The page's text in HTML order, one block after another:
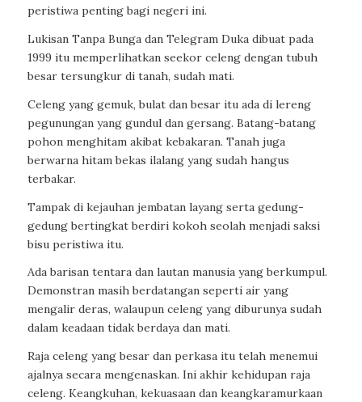
peristiwa penting bagi negeri ini.
Lukisan Tanpa Bunga dan Telegram Duka dibuat pada
1999 itu memperlihatkan seekor celeng dengan tubuh
besar tersungkur di tanah, sudah mati.
Celeng yang gemuk, bulat dan besar itu ada di lereng
pegunungan yang gundul dan gersang. Batang-batang
pohon menghitam akibat kebakaran. Tanah juga
berwarna hitam bekas ilalang yang sudah hangus
terbakar.
Tampak di kejauhan jembatan layang serta gedung-
gedung bertingkat berdiri kokoh seolah menjadi saksi
bisu peristiwa itu.
Ada barisan tentara dan lautan manusia yang berkumpul.
Demonstran masih berdatangan seperti air yang
mengalir deras, walaupun celeng yang diburunya sudah
dalam keadaan tidak berdaya dan mati.
Raja celeng yang besar dan perkasa itu telah menemui
ajalnya secara mengenaskan. Ini akhir kehidupan raja
celeng. Keangkuhan, kekuasaan dan keangkaramurkaan